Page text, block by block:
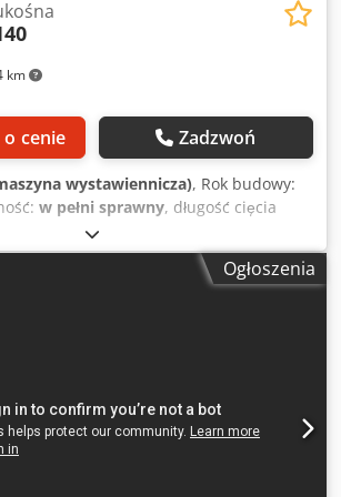
km
cenie Zadzwoń
wystawiennicza), Rok budowy:
w pełni sprawny, długość cięcia
, Piła dwuskosowa z 3-osiowym
Zakres odchylenia
do -45°. Średnica tarczy 500 mm.
Ogłoszenia